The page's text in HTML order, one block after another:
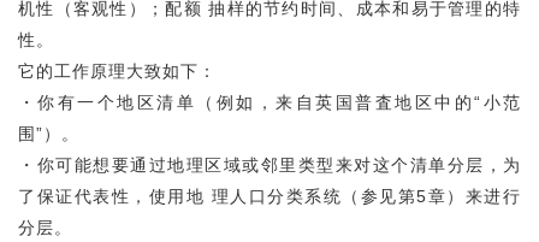
机性（客观性）；配额 抽样的节约时间、成本和易于管理的特
性。
它的工作原理大致如下：
・你有一个地区清单（例如，来自英国普査地区中的“小范
围”）。
・你可能想要通过地理区域或邻里类型来对这个清单分层，为
了保证代表性，使用地 理人口分类系统（参见第5章）来进行
分层。